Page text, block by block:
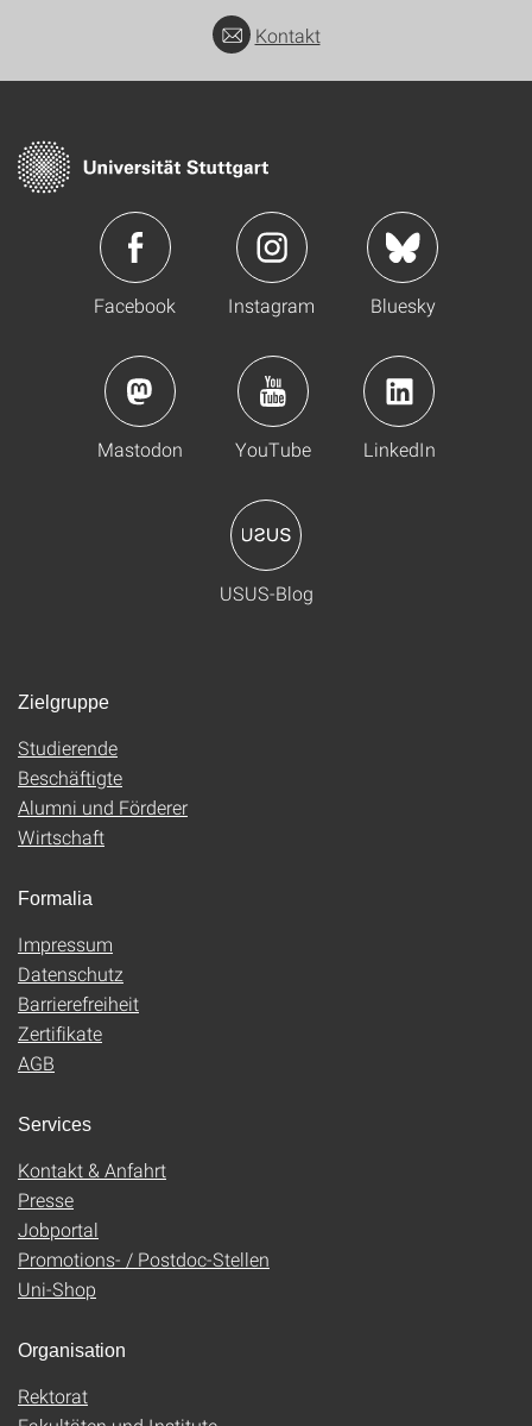
Kontakt
Facebook Instagram Bluesky
Mastodon YouTube LinkedIn
USUS-Blog
Zielgruppe
Studierende
Beschäftigte
Alumni und Förderer
Wirtschaft
Formalia
Impressum
Datenschutz
Barrierefreiheit
Zertifikate
AGB
Services
Kontakt & Anfahrt
Presse
Jobportal
Promotions- / Postdoc-Stellen
Uni-Shop
Organisation
Rektorat